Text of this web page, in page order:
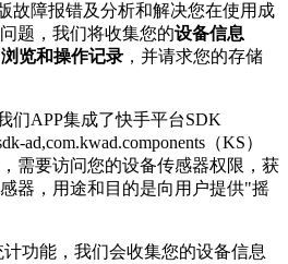
故障报错及分析和解决您在使用成
题，我们将收集您的设备信息
览和操作记录 ，并请求您的存储
们APP集成了快手平台SDK
ad,com.kwad.components（KS）
需要访问您的设备传感器权限，获
器，用途和目的是向用户提供"摇
功能，我们会收集您的设备信息